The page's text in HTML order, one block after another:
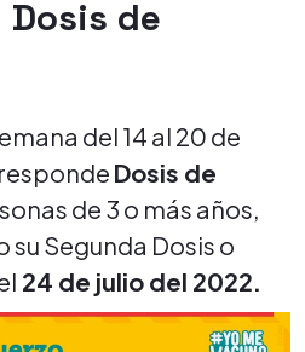
de
del 14 al 20 de
Dosis de
de 3 o más años,
Segunda Dosis o
24 de julio del 2022.